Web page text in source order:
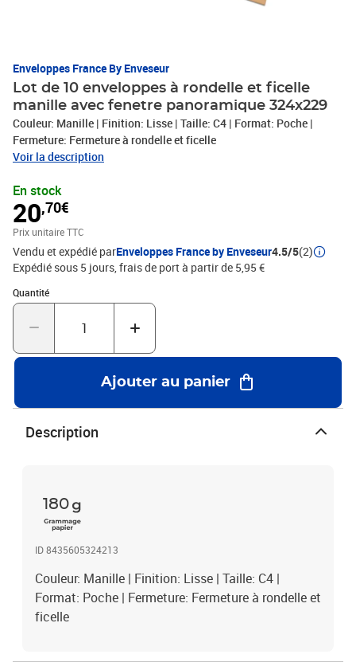
Enveloppes France By Enveseur
Lot de 10 enveloppes à rondelle et ficelle
manille avec fenetre panoramique 324x229
Couleur: Manille | Finition: Lisse | Taille: C4 | Format: Poche |
Fermeture: Fermeture à rondelle et ficelle
Voir la description
En stock
20,70€
Prix unitaire TTC
Vendu et expédié parEnveloppes France by Enveseur4.5/5(2)
Expédié sous 5 jours, frais de port à partir de 5,95 €
Quantité
Quantité : 1
Ajouter au panier
Description
180
ID 8435605324213
Couleur: Manille | Finition: Lisse | Taille: C4 |
Format: Poche | Fermeture: Fermeture à rondelle et
ficelle